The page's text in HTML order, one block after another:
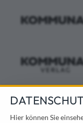
KONTAKT
Hier können Sie